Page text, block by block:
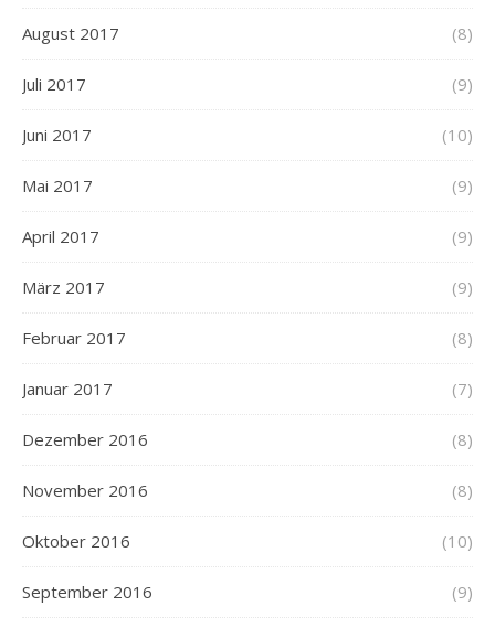
August 2017 (8)
Juli 2017 (9)
Juni 2017 (10)
Mai 2017 (9)
April 2017 (9)
März 2017 (9)
Februar 2017 (8)
Januar 2017 (7)
Dezember 2016 (8)
November 2016 (8)
Oktober 2016 (10)
September 2016 (9)